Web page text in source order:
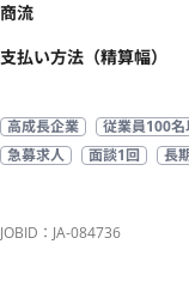
商流
支払い方法（精算幅）
高成長企業 従業員100名
急募求人
面談1回 長
JOBID：JA-084736